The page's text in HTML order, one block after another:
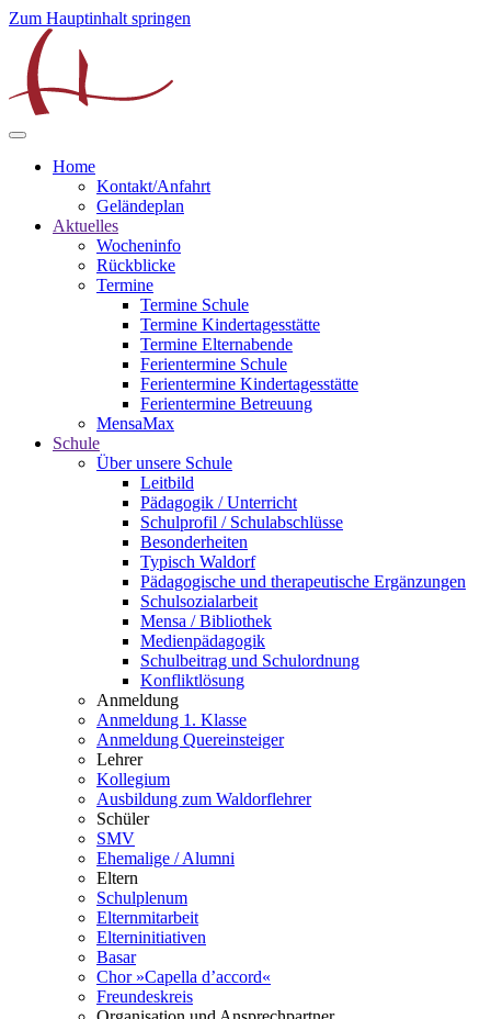
Zum Hauptinhalt springen
Home
Kontakt/Anfahrt
Geländeplan
Aktuelles
Wocheninfo
Rückblicke
Termine
Termine Schule
Termine Kindertagesstätte
Termine Elternabende
Ferientermine Schule
Ferientermine Kindertagesstätte
Ferientermine Betreuung
MensaMax
Schule
Über unsere Schule
Leitbild
Pädagogik / Unterricht
Schulprofil / Schulabschlüsse
Besonderheiten
Typisch Waldorf
Pädagogische und therapeutische Ergänzungen
Schulsozialarbeit
Mensa / Bibliothek
Medienpädagogik
Schulbeitrag und Schulordnung
Konfliktlösung
Anmeldung
Anmeldung 1. Klasse
Anmeldung Quereinsteiger
Lehrer
Kollegium
Ausbildung zum Waldorflehrer
Schüler
SMV
Ehemalige / Alumni
Eltern
Schulplenum
Elternmitarbeit
Elterninitiativen
Basar
Chor »Capella d’accord«
Freundeskreis